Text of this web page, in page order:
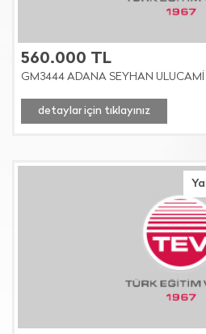
560.000 TL
GM3444 ADANA SEYHAN ULUCAMİ
detaylar için tıklayınız